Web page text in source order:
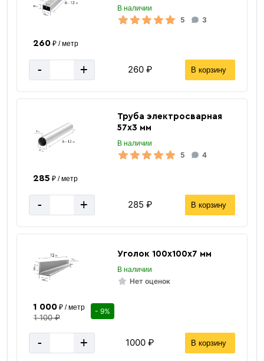
В наличии
5 3
260₽ / метр
- + 260 ₽ В корзину
Труба электросварная
57х3 мм
В наличии
5 4
285 ₽ / метр
- + 285 ₽ В корзину
Уголок 100х100х7 мм
В наличии
Нет оценок
1 000₽ / метр
1 100 ₽
- 9%
- + 1000 ₽ В корзину